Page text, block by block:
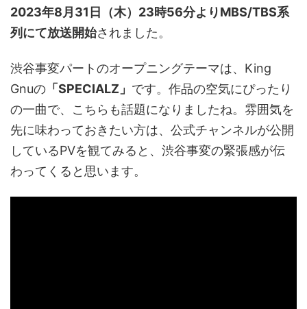
2023年8月31日（木）23時56分よりMBS/TBS系
列にて放送開始されました。
渋谷事変パートのオープニングテーマは、King
Gnuの 「SPECIALZ」 です。作品の空気にぴったり
の一曲で、こちらも話題になりましたね。雰囲気を
先に味わっておきたい方は、公式チャンネルが公開
しているPVを観てみると、渋谷事変の緊張感が伝
わってくると思います。